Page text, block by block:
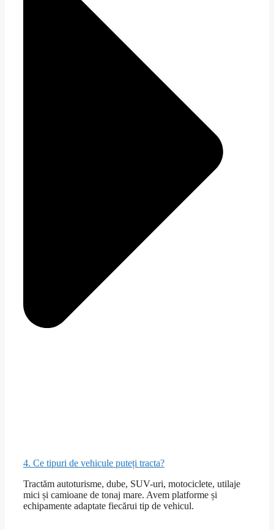
4. Ce tipuri de vehicule puteți tracta?
Tractăm autoturisme, dube, SUV-uri, motociclete, utilaje
mici și camioane de tonaj mare. Avem platforme și
echipamente adaptate fiecărui tip de vehicul.